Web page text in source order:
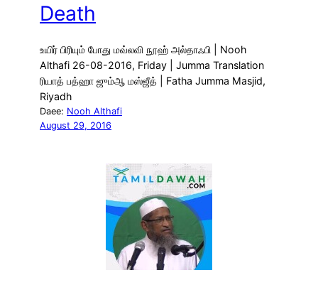
Death
உயிர் பிரியும் போது மவ்லவி நூஹ் அல்தாஃபி | Nooh
Althafi 26-08-2016, Friday | Jumma Translation
ரியாத் பத்ஹா ஜும்ஆ மஸ்ஜீத் | Fatha Jumma Masjid,
Riyadh
Daee: Nooh Althafi
August 29, 2016